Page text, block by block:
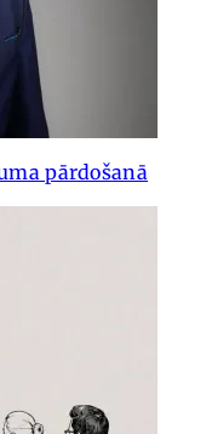
pārdošanā